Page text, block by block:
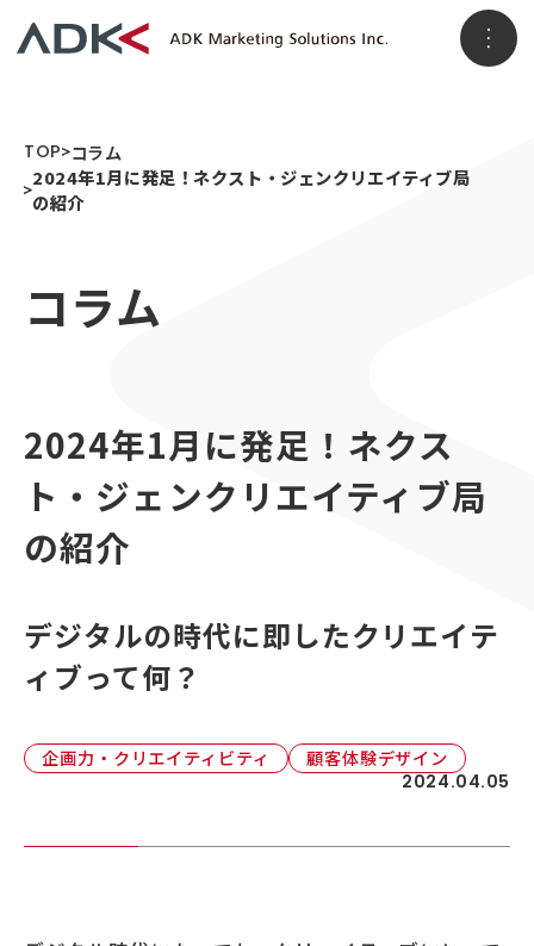
ホーム
パーパス
会社概要
事業VISION
事業ブランド
3つのソリューション領域
顧客データ＆インサイト
顧客接点マネジメント
企画力・クリエイティビティ
統合ソリューション
ニュースリリース
TOP コラム
2024年1月に発足！ネクスト・ジェンクリエイティブ局
の紹介
コラム
2024年1月に発足！ネクス
ト・ジェンクリエイティブ局
の紹介
デジタルの時代に即したクリエイテ
ィブって何？
企画力・クリエイティビティ 顧客体験デザイン
2024.04.05